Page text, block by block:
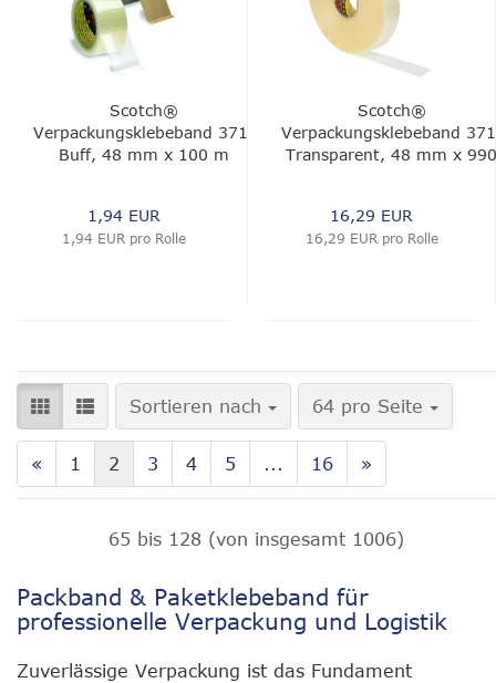
Scotch®
Verpackungsklebeband 371,
Buff, 48 mm x 100 m
1,94 EUR
1,94 EUR pro Rolle
Scotch®
Verpackungsklebeband
Transparent, 48 mm x 990
16,29 EUR
16,29 EUR pro Rolle
Sortieren nach
Sortieren nach 64 pro Seite
pro Seite
« 1 2 3 4 5 ... 16 »
65 bis 128 (von insgesamt 1006)
Packband & Paketklebeband für
professionelle Verpackung und Logistik
Zuverlässige Verpackung ist das Fundament